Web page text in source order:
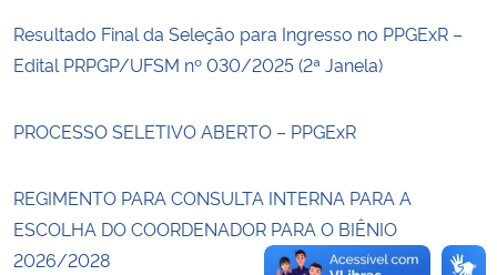
Planalto
Resultado Final da Seleção para Ingresso no PPGExR –
Edital PRPGP/UFSM nº 030/2025 (2ª Janela)
PROCESSO SELETIVO ABERTO – PPGExR
REGIMENTO PARA CONSULTA INTERNA PARA A
ESCOLHA DO COORDENADOR PARA O BIÊNIO
2026/2028